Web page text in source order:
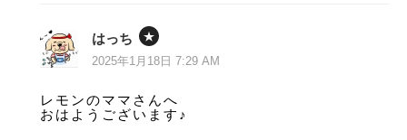
はっち
2025年1月18日 7:29 AM
レモンのママさんへ
おはようございます♪